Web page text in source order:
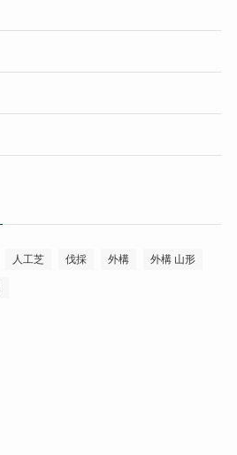
人工芝 伐採 外構 外構 山形